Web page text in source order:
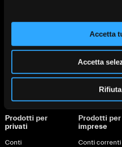
Accetta
Accetta
Rifiuta
Mail:info@bancavalsabbina.com
Partita Iva 00549950988
Prodotti per
privati
Conti
Prodotti per
imprese
Conti correnti